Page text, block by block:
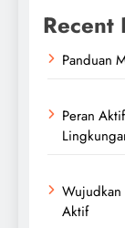
Recent
Panduan
Peran
Wujudkan
Aktif